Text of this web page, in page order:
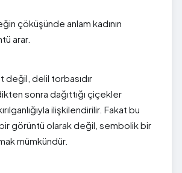
çöküşünde anlam kadının
arar.
delil torbasıdır
sonra dağıttığı çiçekler
ilişkilendirilir. Fakat bu
görüntü olarak değil, sembolik bir
mümkündür.